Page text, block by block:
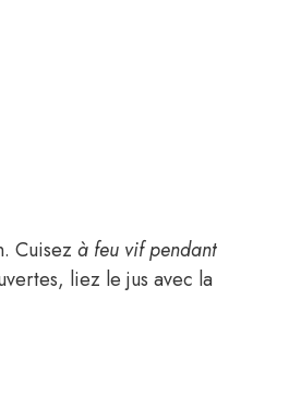
Cuisez à feu vif pendant
liez le jus avec la